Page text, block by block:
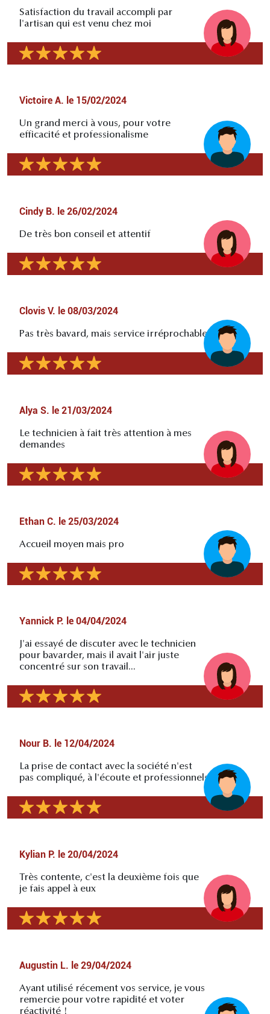
Satisfaction du travail accompli par
l'artisan qui est venu chez moi
Victoire A. le 15/02/2024
Un grand merci à vous, pour votre
efficacité et professionalisme
Cindy B. le 26/02/2024
De très bon conseil et attentif
Clovis V. le 08/03/2024
Pas très bavard, mais service irréprochable
Alya S. le 21/03/2024
Le technicien à fait très attention à mes
demandes
Ethan C. le 25/03/2024
Accueil moyen mais pro
Yannick P. le 04/04/2024
J'ai essayé de discuter avec le technicien
pour bavarder, mais il avait l'air juste
concentré sur son travail...
Nour B. le 12/04/2024
La prise de contact avec la société n'est
pas compliqué, à l'écoute et professionnels
Kylian P. le 20/04/2024
Très contente, c'est la deuxième fois que
je fais appel à eux
Augustin L. le 29/04/2024
Ayant utilisé récement vos service, je vous
remercie pour votre rapidité et voter
réactivité !